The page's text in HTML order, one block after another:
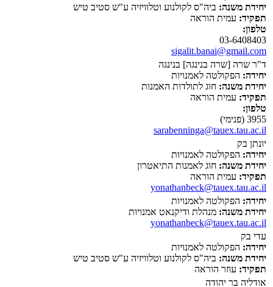
יחידת משנה: ביה"ס לקולנוע וטלוויזיה ע"ש סטיב טיש
תפקיד: עמית הוראה
טלפון:
03-6408403
sigalit.banai@gmail.com
ד"ר שרה [שרה בנינגה] בנינגה
יחידה: הפקולטה לאמנויות
יחידת משנה: חוג לתולדות האמנות
תפקיד: עמית הוראה
טלפון:
3955 (פנימי)
sarabenninga@tauex.tau.ac.il
יונתן בק
יחידה: הפקולטה לאמנויות
יחידת משנה: חוג לאמנות התיאטרון
תפקיד: עמית הוראה
yonathanbeck@tauex.tau.ac.il
יחידה: הפקולטה לאמנויות
יחידת משנה: מנהלת ודיקנאט אמנויות
yonathanbeck@tauex.tau.ac.il
עדי בק
יחידה: הפקולטה לאמנויות
יחידת משנה: ביה"ס לקולנוע וטלוויזיה ע"ש סטיב טיש
תפקיד: עוזר הוראה
אודליה בר יהודה